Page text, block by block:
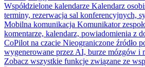
Współdzielone kalendarze Kalendarz
terminy, rezerwacja sal konferencyjnych,
Mobilna komunikacja Komunikator
komentarze, kalendarz, powiadomienia z
CoPilot na czacie Nieograniczone źródło
wygenerowane przez AI, burze mózgów i
Zobacz wszystkie funkcje związane ze